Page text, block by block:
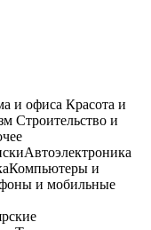
и офиса Красота и
Строительство и
Автоэлектроника
Компьютеры и
и мобильные